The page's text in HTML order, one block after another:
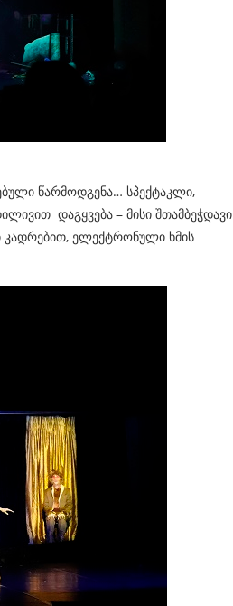
წარმოდგენა… სპექტაკლი,
დაგყვება – მისი შთამბეჭდავი
კადრებით, ელექტრონული ხმის